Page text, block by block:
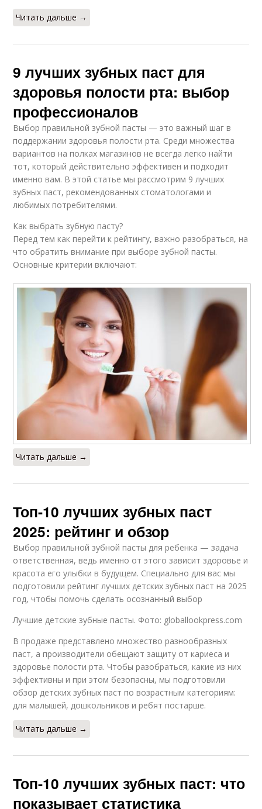
Читать дальше →
9 лучших зубных паст для
здоровья полости рта: выбор
профессионалов
Выбор правильной зубной пасты — это важный шаг в
поддержании здоровья полости рта. Среди множества
вариантов на полках магазинов не всегда легко найти
тот, который действительно эффективен и подходит
именно вам. В этой статье мы рассмотрим 9 лучших
зубных паст, рекомендованных стоматологами и
любимых потребителями.
Как выбрать зубную пасту?
Перед тем как перейти к рейтингу, важно разобраться, на
что обратить внимание при выборе зубной пасты.
Основные критерии включают:
Читать дальше →
Топ-10 лучших зубных паст
2025: рейтинг и обзор
Выбор правильной зубной пасты для ребенка — задача
ответственная, ведь именно от этого зависит здоровье и
красота его улыбки в будущем. Специально для вас мы
подготовили рейтинг лучших детских зубных паст на 2025
год, чтобы помочь сделать осознанный выбор
Лучшие детские зубные пасты. Фото: globallookpress.com
В продаже представлено множество разнообразных
паст, а производители обещают защиту от кариеса и
здоровье полости рта. Чтобы разобраться, какие из них
эффективны и при этом безопасны, мы подготовили
обзор детских зубных паст по возрастным категориям:
для малышей, дошкольников и ребят постарше.
Читать дальше →
Топ-10 лучших зубных паст: что
показывает статистика